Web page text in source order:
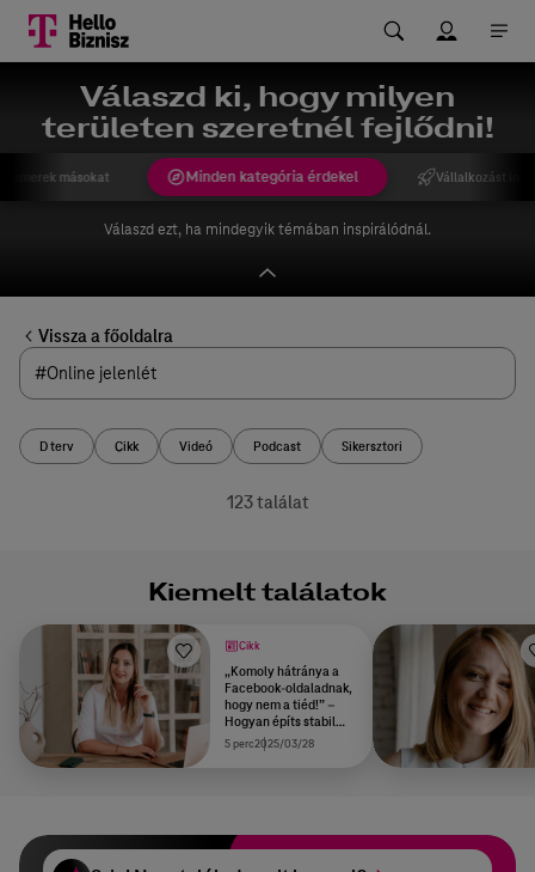
Válaszd ki, hogy milyen
területen szeretnél fejlődni!
Minden kategória érdekel Vállalkozást
másokat
Válaszd ezt, ha mindegyik témában inspirálódnál.
Vissza a főoldalra
D terv Cikk Videó Podcast Sikersztori
123 találat
Kiemelt találatok
Cikk
„Komoly hátránya a
Facebook-oldaladnak,
hogy nem a tiéd!” –
Hogyan építs stabil
online jelenlétet az
induló vállalkozásod
5 perc2025/03/28